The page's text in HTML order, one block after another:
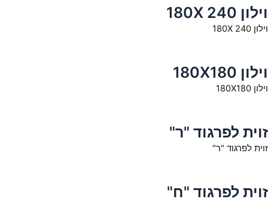
וילון 180X 240
וילון 180X 240
וילון 180X180
וילון 180X180
זוית לפרגוד "ר"
זוית לפרגוד "ר"
זוית לפרגוד "ח"